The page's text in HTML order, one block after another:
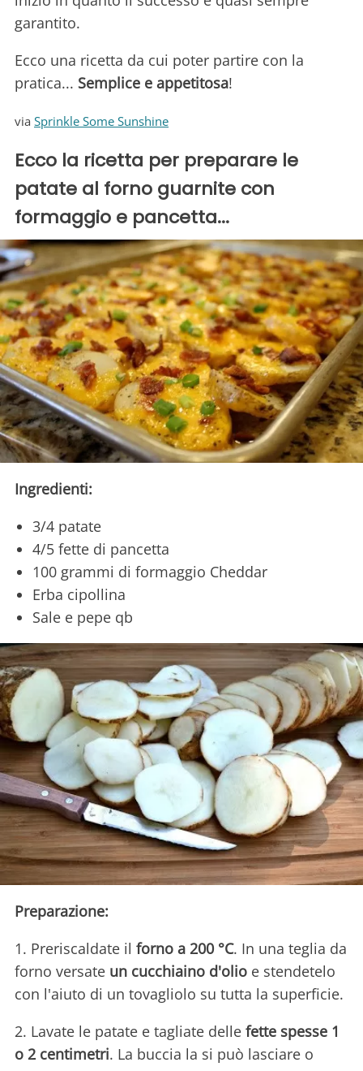
garantito.
Ecco una ricetta da cui poter partire con la
pratica... Semplice e appetitosa!
via Sprinkle Some Sunshine
Ecco la ricetta per preparare le
patate al forno guarnite con
formaggio e pancetta...
Ingredienti:
3/4 patate
4/5 fette di pancetta
100 grammi di formaggio Cheddar
Erba cipollina
Sale e pepe qb
Preparazione:
1. Preriscaldate il forno a 200 °C. In una teglia da
forno versate un cucchiaino d'olio e stendetelo
con l'aiuto di un tovagliolo su tutta la superficie.
2. Lavate le patate e tagliate delle fette spesse 1
o 2 centimetri. La buccia la si può lasciare o